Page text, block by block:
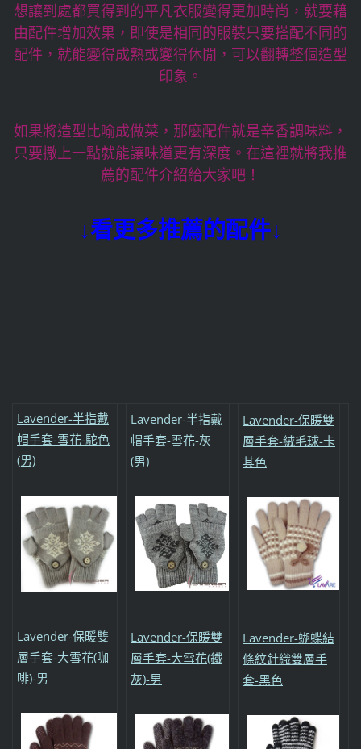
想讓到處都買得到的平凡衣服變得更加時尚，就要藉
由配件增加效果，即使是相同的服裝只要搭配不同的
配件，就能變得成熟或變得休閒，可以翻轉整個造型
印象。
如果將造型比喻成做菜，那麼配件就是辛香調味料，
只要撒上一點就能讓味道更有深度。在這裡就將我推
薦的配件介紹給大家吧！
↓看更多推薦的配件↓
Lavender-半指戴
帽手套-雪花-駝色
(男)
Lavender-半指戴
帽手套-雪花-灰
(男)
Lavender-保暖雙
層手套-絨毛球-卡
其色
Lavender-保暖雙
層手套-大雪花(咖
啡)-男
Lavender-保暖雙
層手套-大雪花(鐵
灰)-男
Lavender-蝴蝶結
條紋針織雙層手
套-黑色